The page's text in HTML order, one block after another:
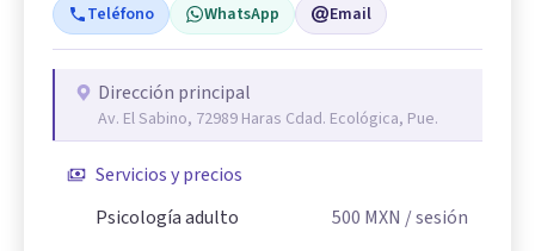
Teléfono WhatsApp Email
Dirección principal
Av. El Sabino, 72989 Haras Cdad. Ecológica, Pue.
Servicios y precios
Psicología adulto
500 MXN / sesión